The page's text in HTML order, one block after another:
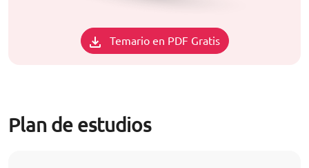
Temario en PDF Gratis
Plan de estudios